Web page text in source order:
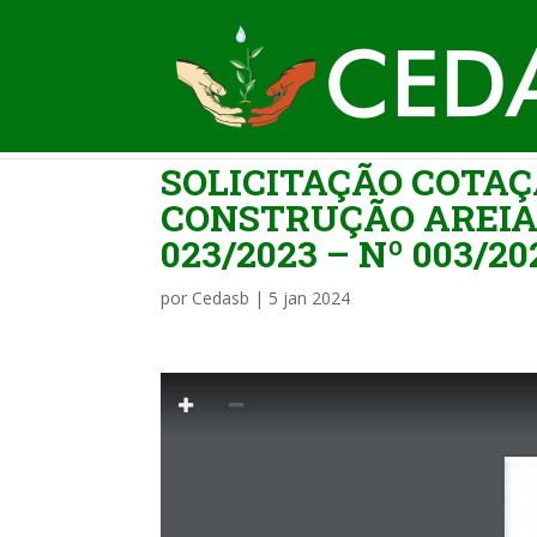
SOLICITAÇÃO
CONSTRUÇÃO
023/2023 – Nº 003/
por Cedasb | 5 jan 2024